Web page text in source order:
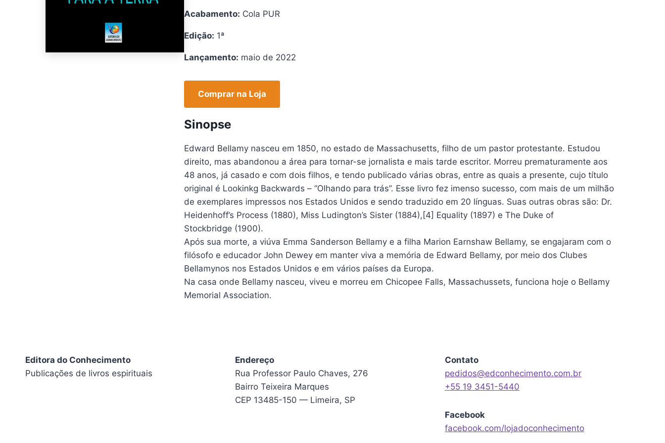
Acabamento: Cola PUR
Edição: 1ª
Lançamento: maio de 2022
Comprar na Loja
Sinopse
Edward Bellamy nasceu em 1850, no estado de Massachusetts, filho de um pastor protestante. Estudou
direito, mas abandonou a área para tornar-se jornalista e mais tarde escritor. Morreu prematuramente aos
48 anos, já casado e com dois filhos, e tendo publicado várias obras, entre as quais a presente, cujo título
original é Lookinkg Backwards – “Olhando para trás”. Esse livro fez imenso sucesso, com mais de um milhão
de exemplares impressos nos Estados Unidos e sendo traduzido em 20 línguas. Suas outras obras são: Dr.
Heidenhoff’s Process (1880), Miss Ludington’s Sister (1884),[4] Equality (1897) e The Duke of
Stockbridge (1900).
Após sua morte, a viúva Emma Sanderson Bellamy e a filha Marion Earnshaw Bellamy, se engajaram com o
filósofo e educador John Dewey em manter viva a memória de Edward Bellamy, por meio dos Clubes
Bellamynos nos Estados Unidos e em vários países da Europa.
Na casa onde Bellamy nasceu, viveu e morreu em Chicopee Falls, Massachussets, funciona hoje o Bellamy
Memorial Association.
Editora do Conhecimento
Publicações de livros espirituais
Endereço
Rua Professor Paulo Chaves, 276
Bairro Teixeira Marques
CEP 13485-150 — Limeira, SP
Contato
pedidos@edconhecimento.com.br
+55 19 3451-5440
Facebook
facebook.com/lojadoconhecimento